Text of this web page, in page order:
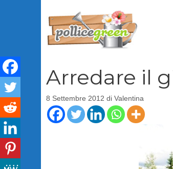
Arredare il
8 Settembre 2012 di Valentina